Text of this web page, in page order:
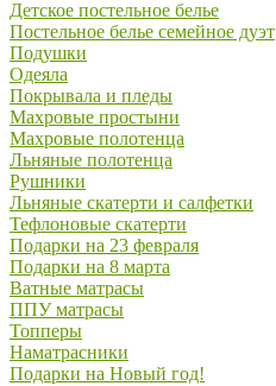
Детское постельное белье
Постельное белье семейное дуэт
Подушки
Одеяла
Покрывала и пледы
Махровые простыни
Махровые полотенца
Льняные полотенца
Рушники
Льняные скатерти и салфетки
Тефлоновые скатерти
Подарки на 23 февраля
Подарки на 8 марта
Ватные матрасы
ППУ матрасы
Топперы
Наматрасники
Подарки на Новый год!